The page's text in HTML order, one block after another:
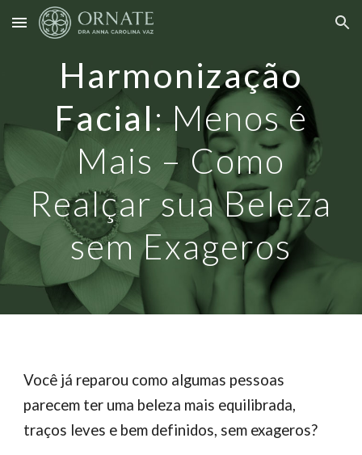
Skip to main content Skip to navigation
Harmonização
Facial:Menos é
Mais – Como
Realçar sua Beleza
sem Exageros
Você já reparou como algumas pessoas
parecem ter uma beleza mais equilibrada,
traços leves e bem definidos, sem exageros?